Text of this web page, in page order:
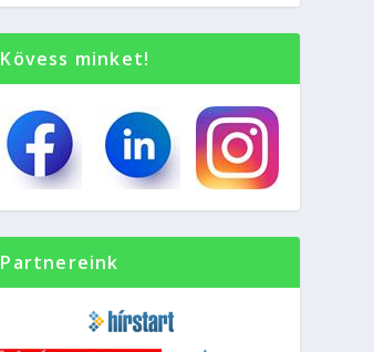
Kövess minket!
Partnereink